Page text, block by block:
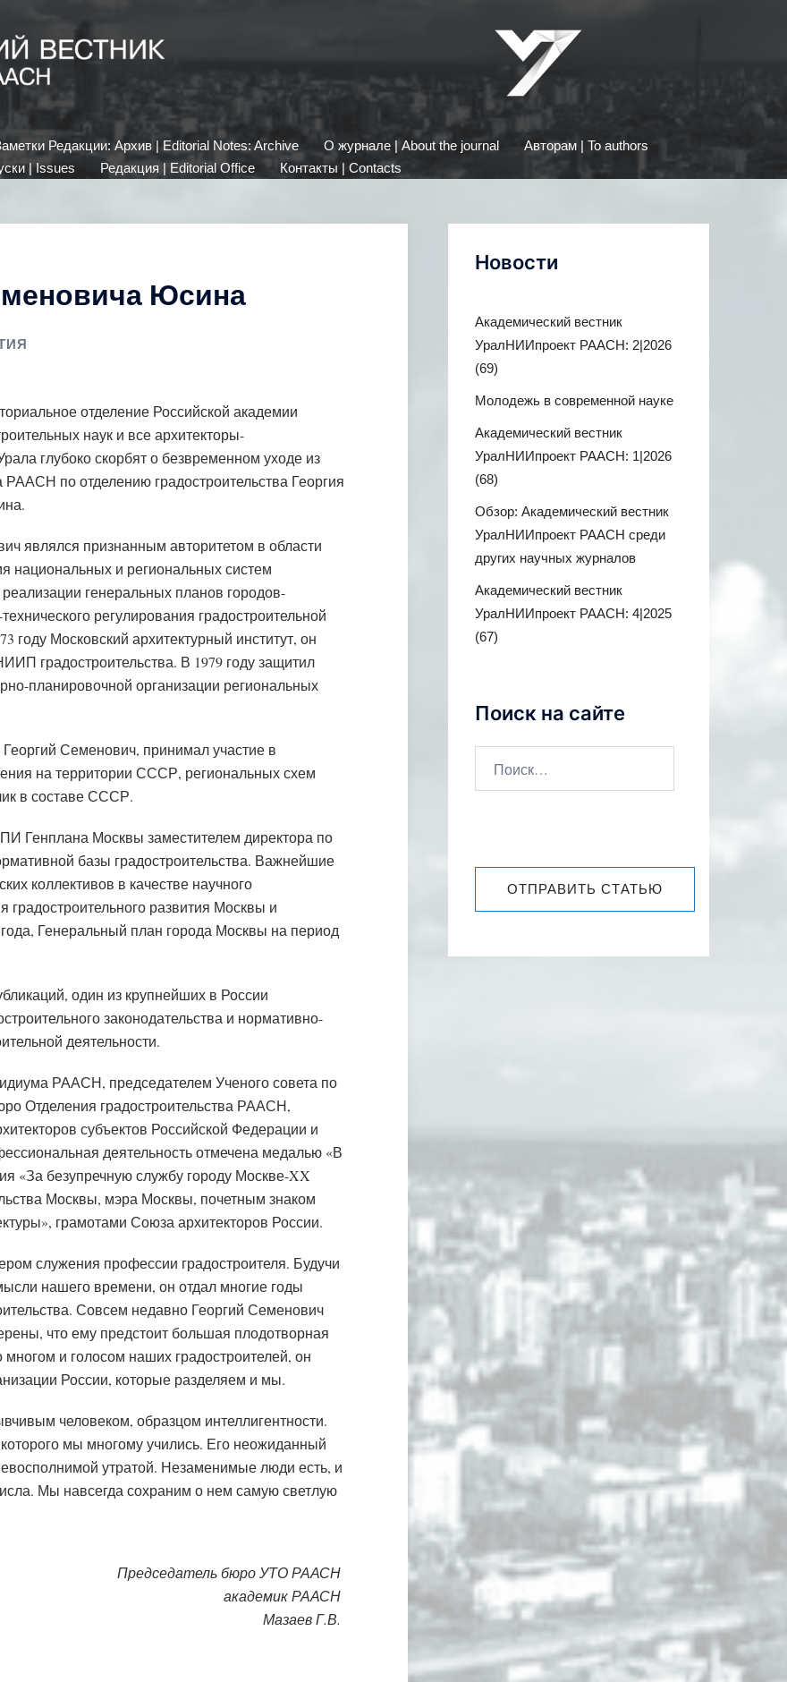
Редакции: Архив | Editorial Notes: Archive О журнале | About the journal
Авторам | To authors
| Issues
Редакция | Editorial Office Контакты | Contacts
Юсина
отделение Российской академии
наук и все архитекторы-
глубоко скорбят о безвременном уходе из
РААСН по отделению градостроительства Георгия
являлся признанным авторитетом в области
национальных и региональных систем
генеральных планов городов-
регулирования градостроительной
году Московский архитектурный институт, он
градостроительства. В 1979 году защитил
планировочной организации региональных
Семенович, принимал участие в
на территории СССР, региональных схем
в составе СССР.
Генплана Москвы заместителем директора по
базы градостроительства. Важнейшие
коллективов в качестве научного
развития Москвы и
Генеральный план города Москвы на период
один из крупнейших в России
законодательства и нормативно-
деятельности.
РААСН, председателем Ученого совета по
Отделения градостроительства РААСН,
субъектов Российской Федерации и
деятельность отмечена медалью «В
«За безупречную службу городу Москве-XX
Москвы, мэра Москвы, почетным знаком
грамотами Союза архитекторов России.
служения профессии градостроителя. Будучи
нашего времени, он отдал многие годы
Совсем недавно Георгий Семенович
что ему предстоит большая плодотворная
и голосом наших градостроителей, он
России, которые разделяем и мы.
человеком, образцом интеллигентности.
мы многому учились. Его неожиданный
утратой. Незаменимые люди есть, и
Мы навсегда сохраним о нем самую светлую
Председатель бюро УТО РААСН
академик РААСН
Мазаев Г.В.
Новости
Академический вестник
УралНИИпроект РААСН: 2|2026
(69)
Молодежь в современной науке
Академический вестник
УралНИИпроект РААСН: 1|2026
(68)
Обзор: Академический вестник
УралНИИпроект РААСН среди
других научных журналов
Академический вестник
УралНИИпроект РААСН: 4|2025
(67)
Поиск на сайте
ОТПРАВИТЬ СТАТЬЮ